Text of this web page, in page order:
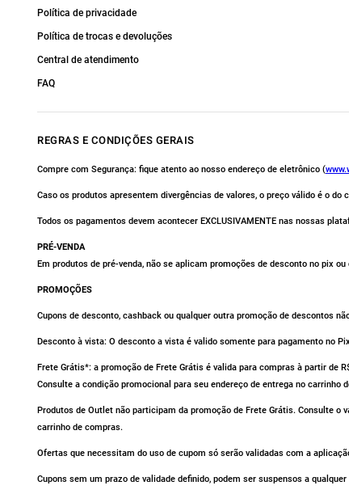
Política de privacidade
Política de trocas e devoluções
Central de atendimento
FAQ
REGRAS E CONDIÇÕES GERAIS
Compre com Segurança: fique atento ao nosso endereço de eletrônico (
Caso os produtos apresentem divergências de valores, o preço válido é o do
Todos os pagamentos devem acontecer EXCLUSIVAMENTE nas nossas
PRÉ-VENDA
Em produtos de pré-venda, não se aplicam promoções de desconto no pix
PROMOÇÕES
Cupons de desconto, cashback ou qualquer outra promoção de descontos
Desconto à vista: O desconto a vista é valido somente para pagamento no
Frete Grátis*: a promoção de Frete Grátis é valida para compras à partir de
Consulte a condição promocional para seu endereço de entrega no carrinho
Produtos de Outlet não participam da promoção de Frete Grátis. Consulte o
carrinho de compras.
Ofertas que necessitam do uso de cupom só serão validadas com a
Cupons sem um prazo de validade definido, podem ser suspensos a